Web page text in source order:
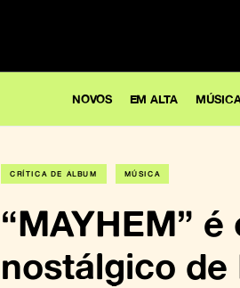
NOVOS EM ALTA
CRÍTICA DE ÁLBUM MÚSICA
“MAYHEM”
nostálgico de